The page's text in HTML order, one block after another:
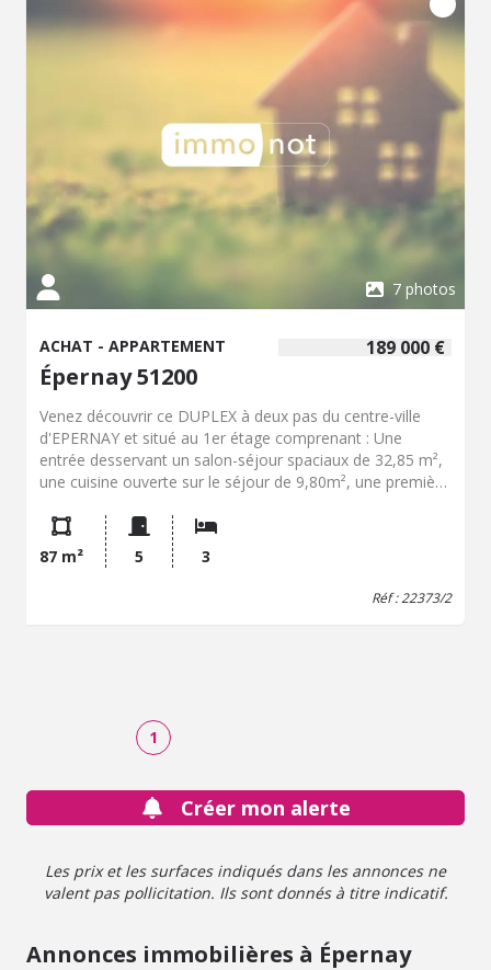
7 photos
189 000 €
ACHAT - APPARTEMENT
Épernay 51200
Venez découvrir ce DUPLEX à deux pas du centre-ville
d'EPERNAY et situé au 1er étage comprenant : Une
entrée desservant un salon-séjour spaciaux de 32,85 m²,
une cuisine ouverte sur le séjour de 9,80m², une première
et une troisième chambre de 10,70 m². Une salle de bains
avec baignoire et douche italienne, un WC séparé. Petite
copropriété de 4 lots seulement, gérés en famille. Pas de
charges de copropriété. Stationnement gratuit dans la
87 m² 5 3
Réf : 22373/2
1
Créer mon alerte
Les prix et les surfaces indiqués dans les annonces ne
valent pas pollicitation. Ils sont donnés à titre indicatif.
Annonces immobilières à Épernay